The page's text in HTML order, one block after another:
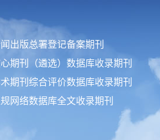
出版总署登记备案期刊
期刊（遴选）数据库收录期刊
期刊综合评价数据库收录期刊
网络数据库全文收录期刊